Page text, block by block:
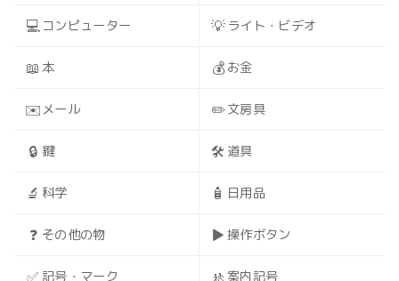
💻 コンピューター 💡 ライト・ビデオ
📖 本 💰お金
✉️ メール ✏️文房具
🔒 鍵 🛠️ 道具
🔬 科学 🧴 日用品
❓ その他の物 ▶️ 操作ボタン
✅ 記号・マーク 🚸 案内記号